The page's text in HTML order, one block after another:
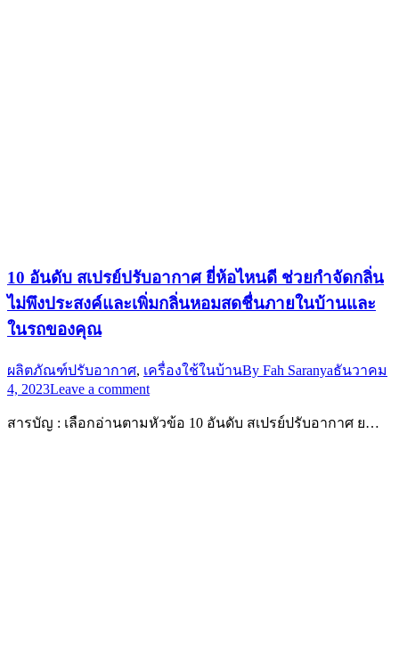
10 อันดับ สเปรย์ปรับอากาศ ยี่ห้อไหนดี ช่วยกำจัดกลิ่น
ไม่พึงประสงค์และเพิ่มกลิ่นหอมสดชื่นภายในบ้านและ
ในรถของคุณ
ผลิตภัณฑ์ปรับอากาศ, เครื่องใช้ในบ้านBy Fah Saranyaธันวาคม
4, 2023Leave a comment
สารบัญ : เลือกอ่านตามหัวข้อ 10 อันดับ สเปรย์ปรับอากาศ ย…